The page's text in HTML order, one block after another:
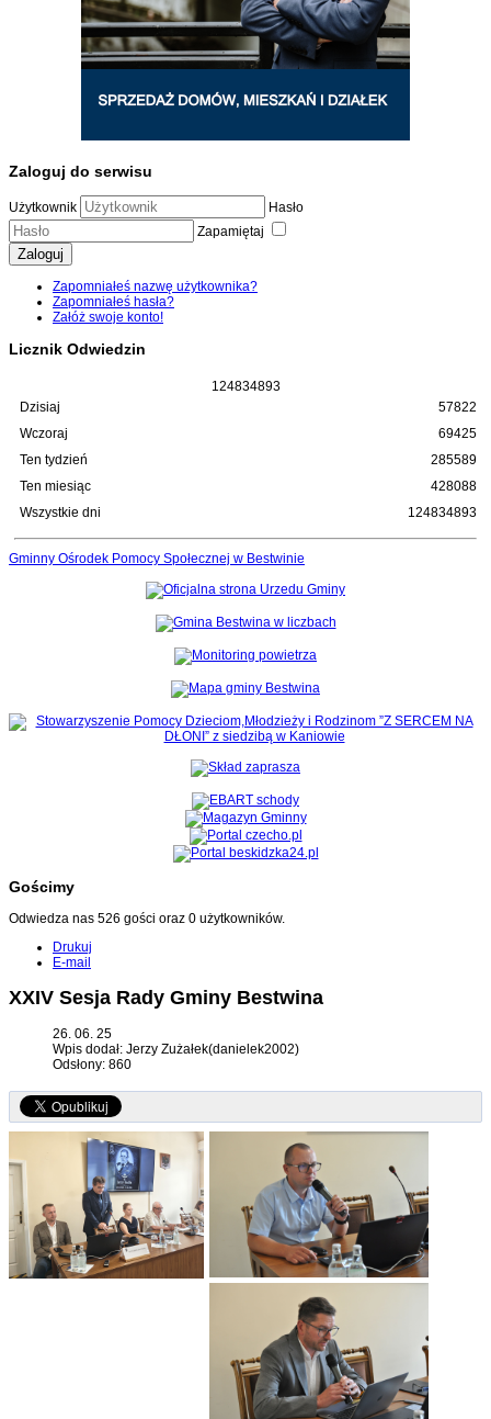
Zaloguj do serwisu
Użytkownik
Hasło
Zapamiętaj
Zaloguj
Zapomniałeś nazwę użytkownika?
Zapomniałeś hasła?
Załóż swoje konto!
Licznik Odwiedzin
124834893
Dzisiaj
Wczoraj
Ten tydzień
Ten miesiąc
Wszystkie dni
57822
69425
285589
428088
124834893
Gminny Ośrodek Pomocy Społecznej w Bestwinie
Gościmy
Odwiedza nas 526 gości oraz 0 użytkowników.
Drukuj
E-mail
XXIV Sesja Rady Gminy Bestwina
26. 06. 25
Wpis dodał: Jerzy Zużałek(danielek2002)
Odsłony: 860